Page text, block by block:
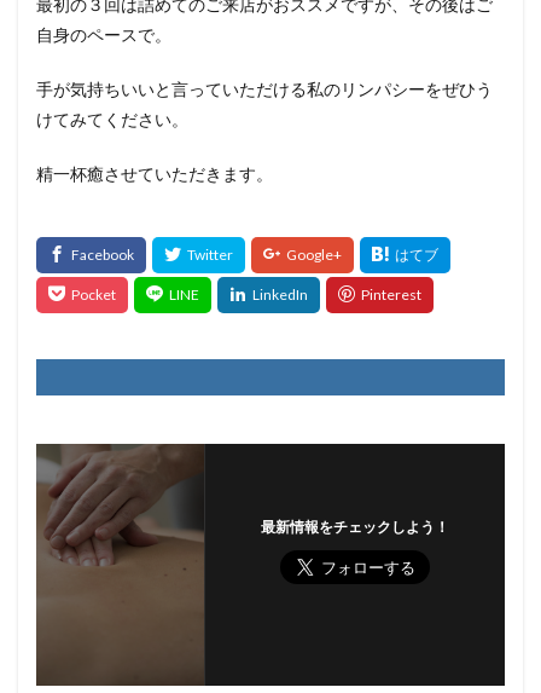
最初の３回は詰めてのご来店がおススメですが、その後はご
自身のペースで。
手が気持ちいいと言っていただける私のリンパシーをぜひう
けてみてください。
精一杯癒させていただきます。
最新情報をチェックしよう！